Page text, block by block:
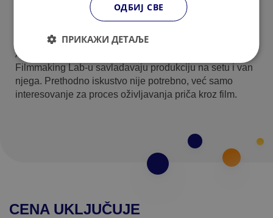
Polaznici učestvuju u intenzivnim jedinicama filmske
programa pišu sopstveni scenario, u okviru On-Screen
Acting jedinice uče osnove glume pred kamerom, a u
Filmmaking Lab-u savladavaju produkciju na setu i van
njega. Prethodno iskustvo nije potrebno, već samo
interesovanje za proces oživljavanja priča kroz film.
CENA UKLJUČUJE
ОДБИЈ СВЕ
ПРИКАЖИ ДЕТАЉЕ